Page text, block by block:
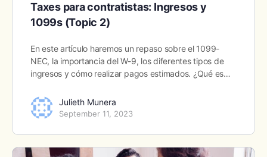
Taxes para contratistas: Ingresos y
1099s (Topic 2)
En este artículo haremos un repaso sobre el 1099-
NEC, la importancia del W-9, los diferentes tipos de
ingresos y cómo realizar pagos estimados. ¿Qué es…
Julieth Munera
September 11, 2023